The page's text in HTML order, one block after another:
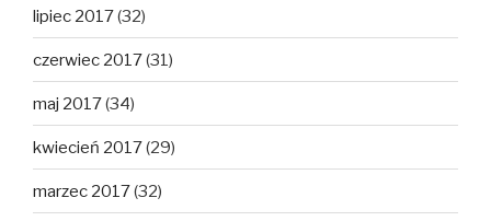
lipiec 2017(32)
czerwiec 2017(31)
maj 2017(34)
kwiecień 2017(29)
marzec 2017(32)